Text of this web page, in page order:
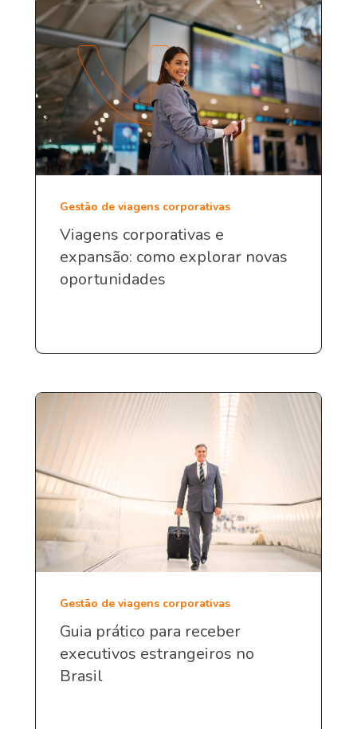
Gestão de viagens corporativas
Viagens corporativas e
expansão: como explorar novas
oportunidades
Gestão de viagens corporativas
Guia prático para receber
executivos estrangeiros no
Brasil